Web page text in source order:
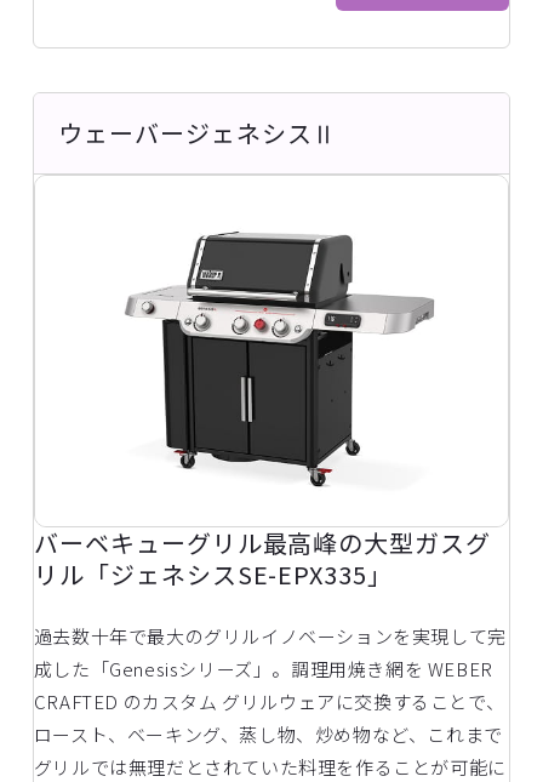
ウェーバージェネシスⅡ
バーベキューグリル最高峰の大型ガスグ
リル「ジェネシスSE-EPX335」
過去数十年で最大のグリルイノベーションを実現して完
成した「Genesisシリーズ」。調理用焼き網を WEBER
CRAFTED のカスタム グリルウェアに交換することで、
ロースト、ベーキング、蒸し物、炒め物など、これまで
グリルでは無理だとされていた料理を作ることが可能に